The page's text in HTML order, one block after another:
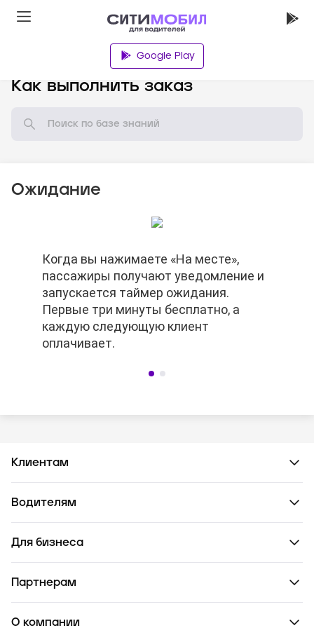
Google Play
Как выполнить заказ
Ожидание
По окончании бесплатного времени
ожидания Вы можете отменить заказ.
Баллы автораздачи не спишутся.
Когда вы нажимаете «На месте»,
пассажиры получают уведомление и
запускается таймер ожидания.
Первые три минуты бесплатно, а
каждую следующую клиент
оплачивает.
По окончании бесплатного времени
ожидания Вы можете отменить заказ.
Баллы автораздачи не спишутся.
Когда вы нажимаете «На месте»,
пассажиры получают уведомление и
запускается таймер ожидания.
Первые три минуты бесплатно, а
каждую следующую клиент
оплачивает.
Клиентам
Водителям
Для бизнеса
Партнерам
О компании